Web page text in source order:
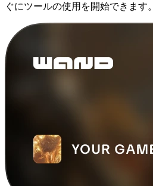
ぐにツールの使用を開始できます。